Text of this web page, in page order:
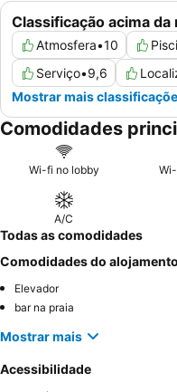
Classificação acima
Atmosfera•10
Serviço•9,6
Mostrar mais
Comodidades
Wi-fi no lobby
A/C
Todas as comodidades
Comodidades do alojamento
Elevador
bar na praia
Mostrar mais
Acessibilidade